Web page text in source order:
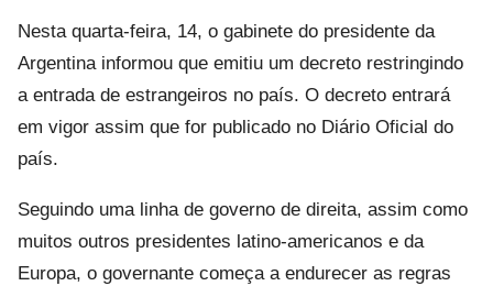
Nesta quarta-feira, 14, o gabinete do presidente da
Argentina informou que emitiu um decreto restringindo
a entrada de estrangeiros no país. O decreto entrará
em vigor assim que for publicado no Diário Oficial do
país.
Seguindo uma linha de governo de direita, assim como
muitos outros presidentes latino-americanos e da
Europa, o governante começa a endurecer as regras